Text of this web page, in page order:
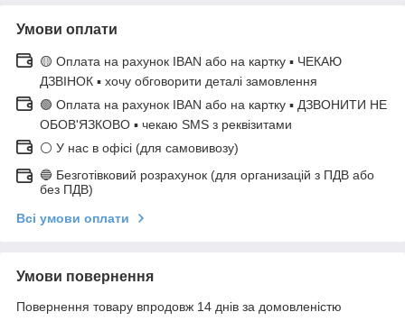
Умови оплати
🟡 Оплата на рахунок IBAN або на картку ▪ ЧЕКАЮ
ДЗВІНОК ▪ хочу обговорити деталі замовлення
🟢 Оплата на рахунок IBAN або на картку ▪ ДЗВОНИТИ НЕ
ОБОВ'ЯЗКОВО ▪ чекаю SMS з реквізитами
⚪ У нас в офісі (для самовивозу)
🔵 Безготівковий розрахунок (для организацій з ПДВ або
без ПДВ)
Всі умови оплати
Умови повернення
Повернення товару впродовж 14 днів за домовленістю